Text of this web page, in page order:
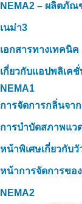
NEMA2 – ผลิตภั
เนม่า3
เอกสารทางเทคนิค
เกี่ยวกับแอปพลิเค
NEMA1
การจัดการกลิ่นจา
การบำบัดสภาพแว
หน้าพิเศษเกี่ยวกับ
หน้าการจัดการของ
NEMA2